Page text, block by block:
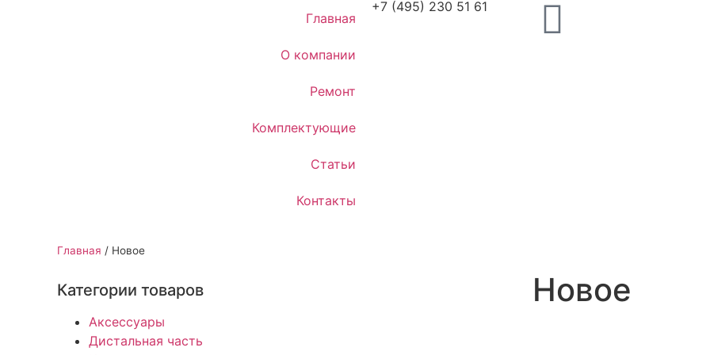
Главная
О компании
Ремонт
Комплектующие
Статьи
Контакты
+7 (495) 230 51 61
Главная / Новое
Категории товаров
Аксессуары
Дистальная часть
Новое